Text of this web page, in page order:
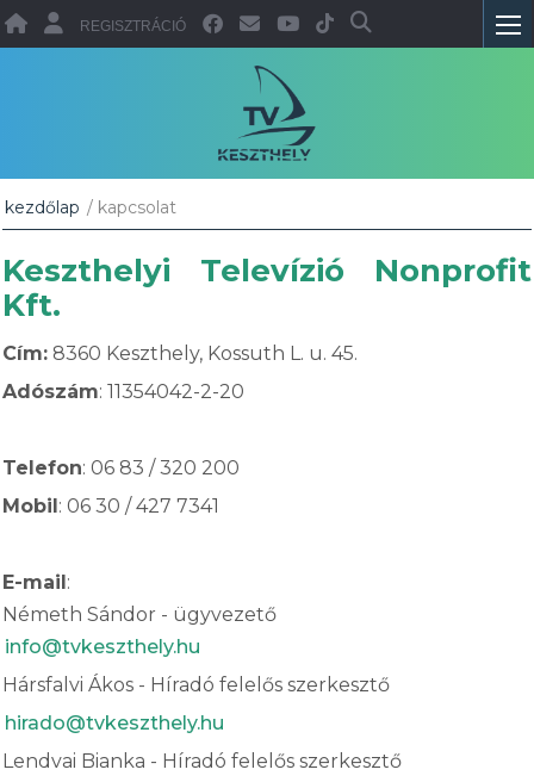
REGISZTRÁCIÓ
kezdőlap / kapcsolat
Keszthelyi Televízió Nonprofit
Kft.
Cím: 8360 Keszthely, Kossuth L. u. 45.
Adószám: 11354042-2-20
Telefon: 06 83 / 320 200
Mobil: 06 30 / 427 7341
E-mail:
Németh Sándor - ügyvezető
info@tvkeszthely.hu
Hársfalvi Ákos - Híradó felelős szerkesztő
hirado@tvkeszthely.hu
Lendvai Bianka - Híradó felelős szerkesztő